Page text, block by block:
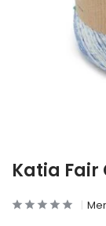
Katia Fair